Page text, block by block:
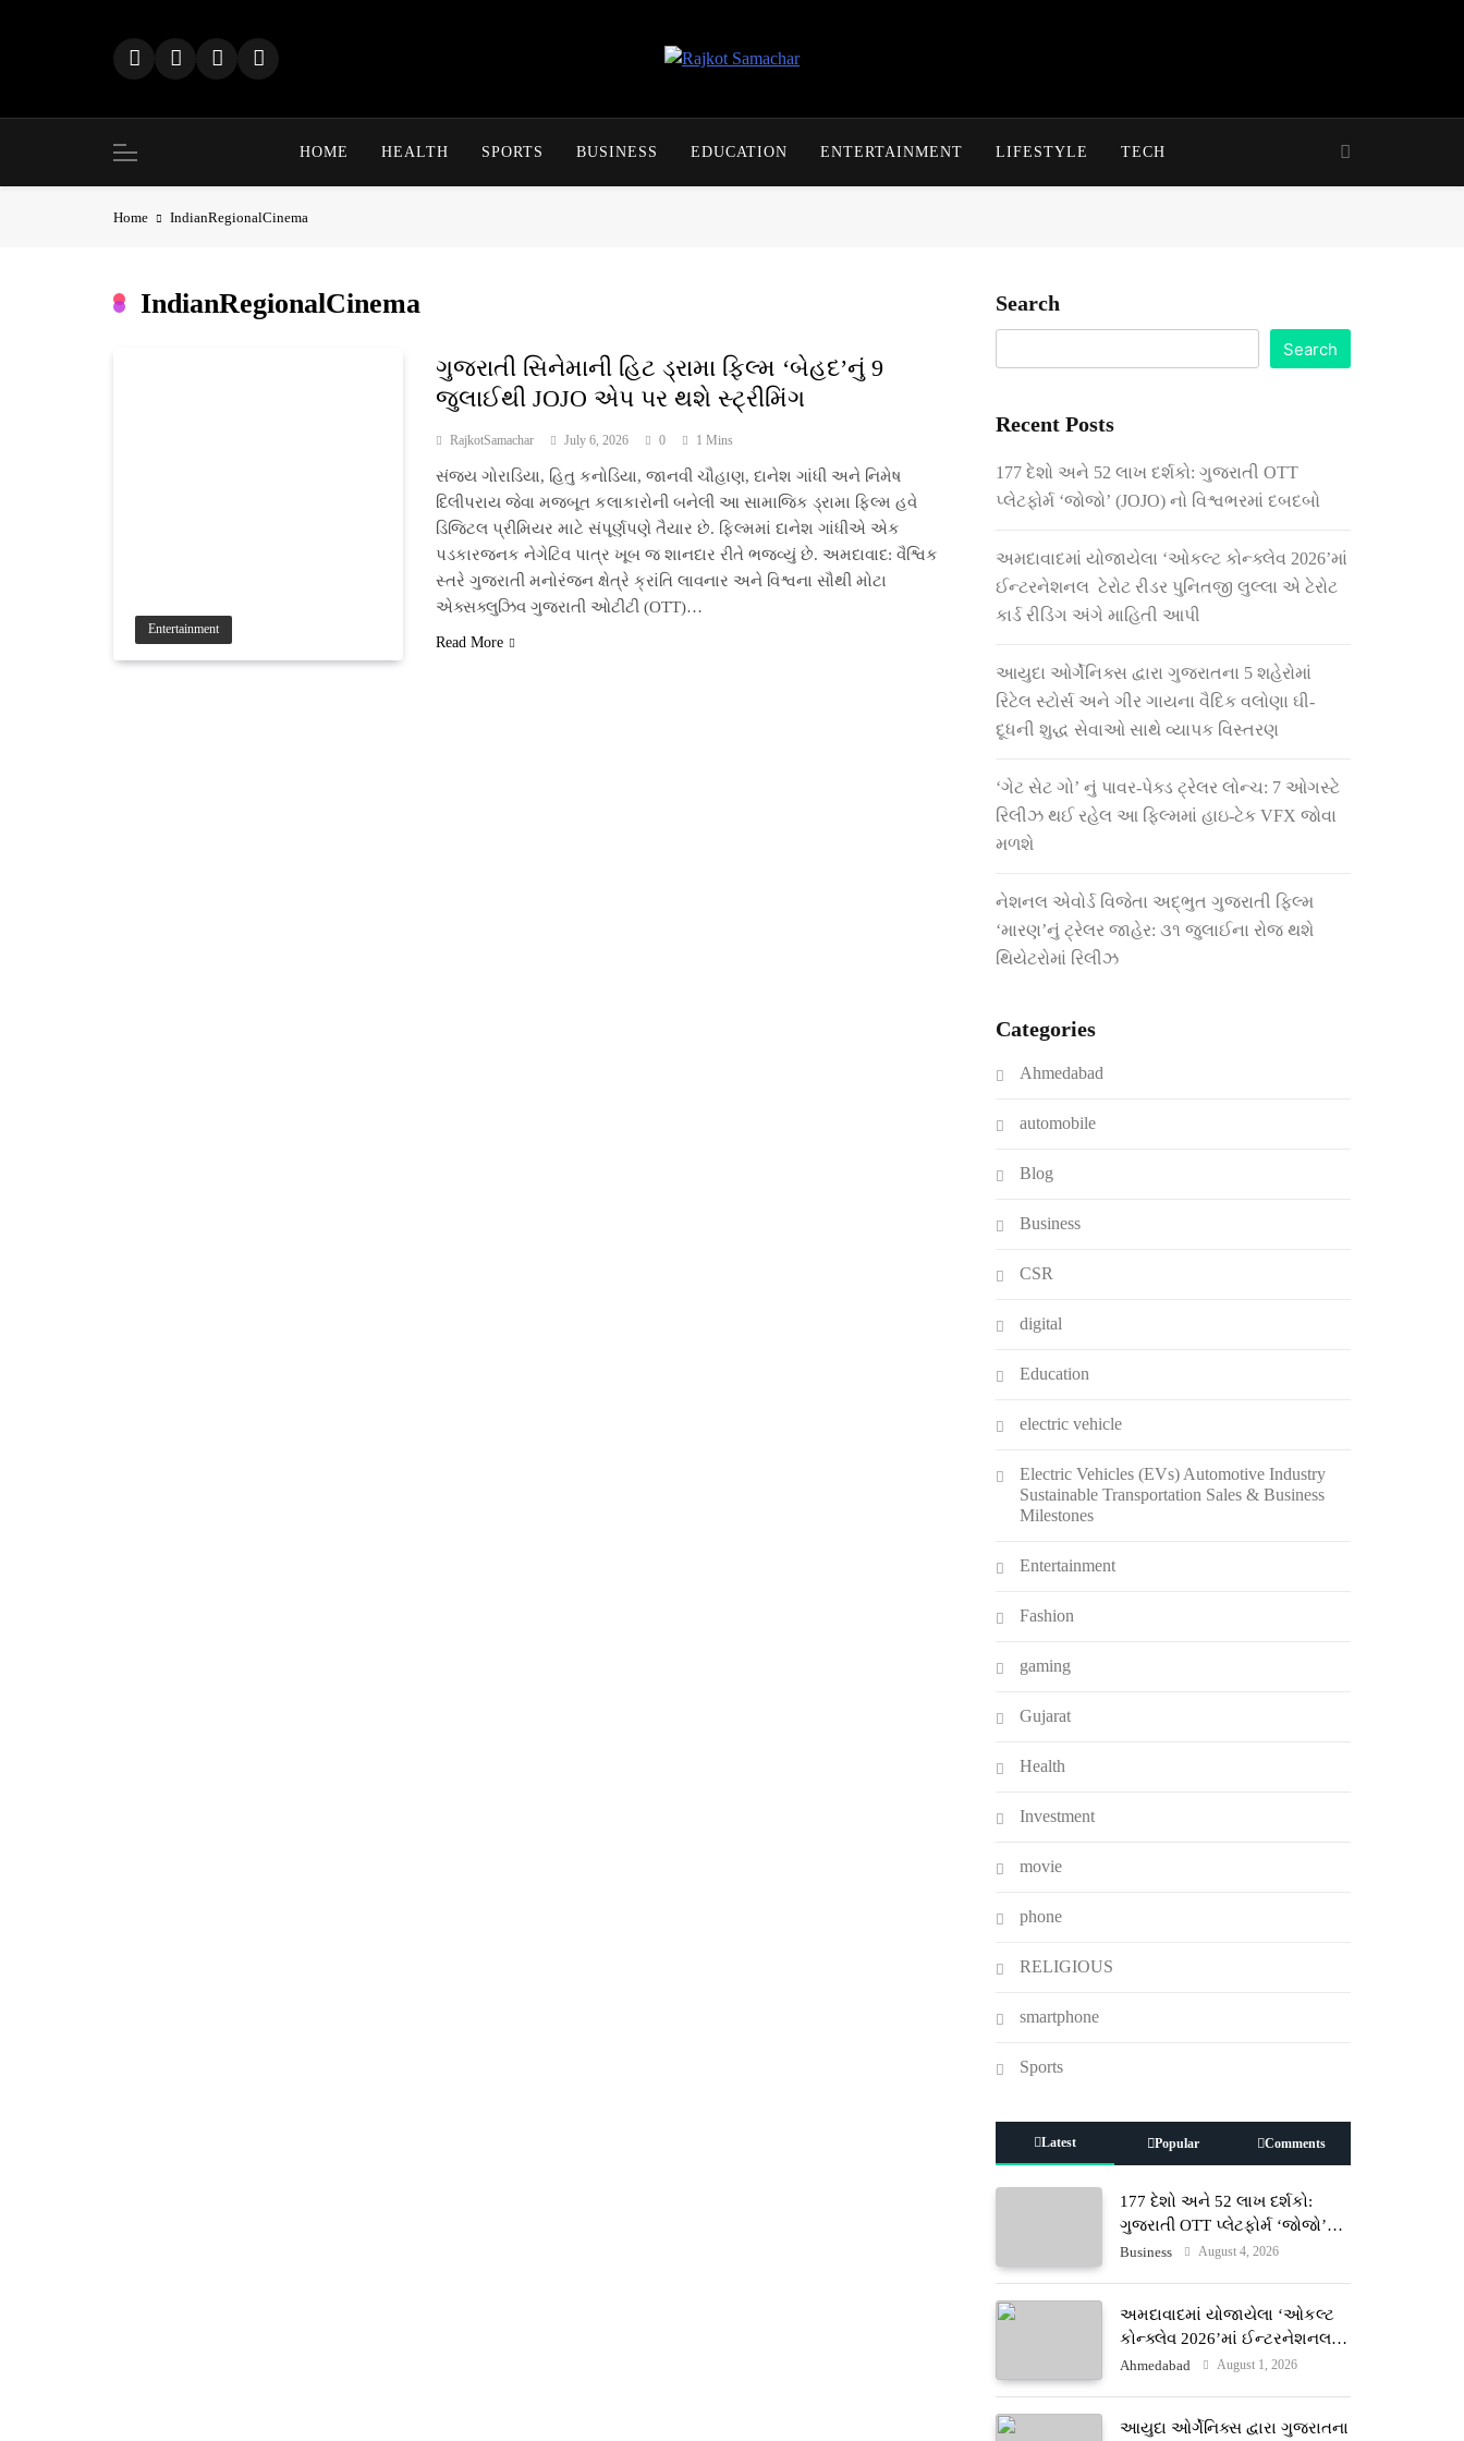
HOME HEALTH SPORTS BUSINESS EDUCATION ENTERTAINMENT LIFESTYLE TECH
Home IndianRegionalCinema
IndianRegionalCinema
Entertainment
ગુજરાતી સિનેમાની હિટ ડ્રામા ફિલ્મ ‘બેહદ’નું 9
જુલાઈથી JOJO એપ પર થશે સ્ટ્રીમિંગ
RajkotSamachar July 6, 2026 0 1 Mins
સંજય ગોરાડિયા, હિતુ કનોડિયા, જાનવી ચૌહાણ, દાનેશ ગાંધી અને નિમેષ
દિલીપરાય જેવા મજબૂત કલાકારોની બનેલી આ સામાજિક ડ્રામા ફિલ્મ હવે
ડિજિટલ પ્રીમિયર માટે સંપૂર્ણપણે તૈયાર છે. ફિલ્મમાં દાનેશ ગાંધીએ એક
પડકારજનક નેગેટિવ પાત્ર ખૂબ જ શાનદાર રીતે ભજવ્યું છે. અમદાવાદ: વૈશ્વિક
સ્તરે ગુજરાતી મનોરંજન ક્ષેત્રે ક્રાંતિ લાવનાર અને વિશ્વના સૌથી મોટા
એક્સક્લુઝિવ ગુજરાતી ઓટીટી (OTT)…
Read More
Search
Search
Recent Posts
177 દેશો અને 52 લાખ દર્શકો: ગુજરાતી OTT
પ્લેટફોર્મ ‘જોજો’ (JOJO) નો વિશ્વભરમાં દબદબો
અમદાવાદમાં યોજાયેલા ‘ઓકલ્ટ કોન્ક્લેવ 2026’માં
ઈન્ટરનેશનલ ટેરોટ રીડર પુનિતજી લુલ્લા એ ટેરોટ
કાર્ડ રીડિંગ અંગે માહિતી આપી
આયુદા ઓર્ગેનિક્સ દ્વારા ગુજરાતના 5 શહેરોમાં
રિટેલ સ્ટોર્સ અને ગીર ગાયના વૈદિક વલોણા ઘી-
દૂધની શુદ્ધ સેવાઓ સાથે વ્યાપક વિસ્તરણ
‘ગેટ સેટ ગો’ નું પાવર-પેક્ડ ટ્રેલર લોન્ચ: 7 ઓગસ્ટે
રિલીઝ થઈ રહેલ આ ફિલ્મમાં હાઇ-ટેક VFX જોવા
મળશે
નેશનલ એવોર્ડ વિજેતા અદ્ભુત ગુજરાતી ફિલ્મ
‘મારણ’નું ટ્રેલર જાહેર: ૩૧ જુલાઈના રોજ થશે
થિયેટરોમાં રિલીઝ
Categories
Ahmedabad
automobile
Blog
Business
CSR
digital
Education
electric vehicle
Electric Vehicles (EVs) Automotive Industry
Sustainable Transportation Sales & Business
Milestones
Entertainment
Fashion
gaming
Gujarat
Health
Investment
movie
phone
RELIGIOUS
smartphone
Sports
Latest Popular Comments
177 દેશો અને 52 લાખ દર્શકો:
ગુજરાતી OTT પ્લેટફોર્મ ‘જોજો’
(JOJO) નો વિશ્વભરમાં દબદબો
Business August 4, 2026
અમદાવાદમાં યોજાયેલા ‘ઓકલ્ટ
કોન્ક્લેવ 2026’માં ઈન્ટરનેશનલ
ટેરોટ રીડર પુનિતજી લુલ્લા એ ટેરોટ
Ahmedabad August 1, 2026
આયુદા ઓર્ગેનિક્સ દ્વારા ગુજરાતના